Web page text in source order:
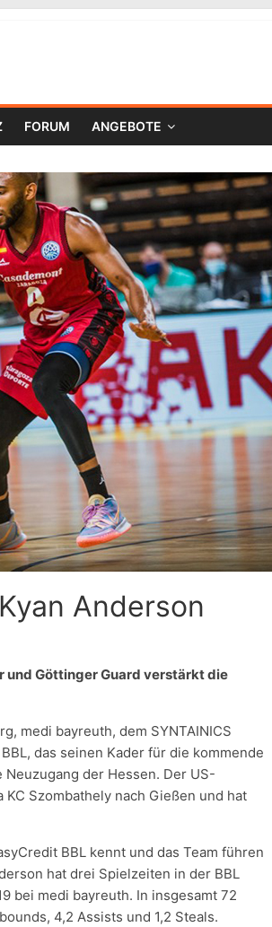
FORUM ANGEBOTE
Anderson
und Göttinger Guard verstärkt die
medi bayreuth, dem SYNTAINICS
das seinen Kader für die kommende
der Hessen. Der US-
Szombathely nach Gießen und hat
BBL kennt und das Team führen
hat drei Spielzeiten in der BBL
bei medi bayreuth. In insgesamt 72
4,2 Assists und 1,2 Steals.